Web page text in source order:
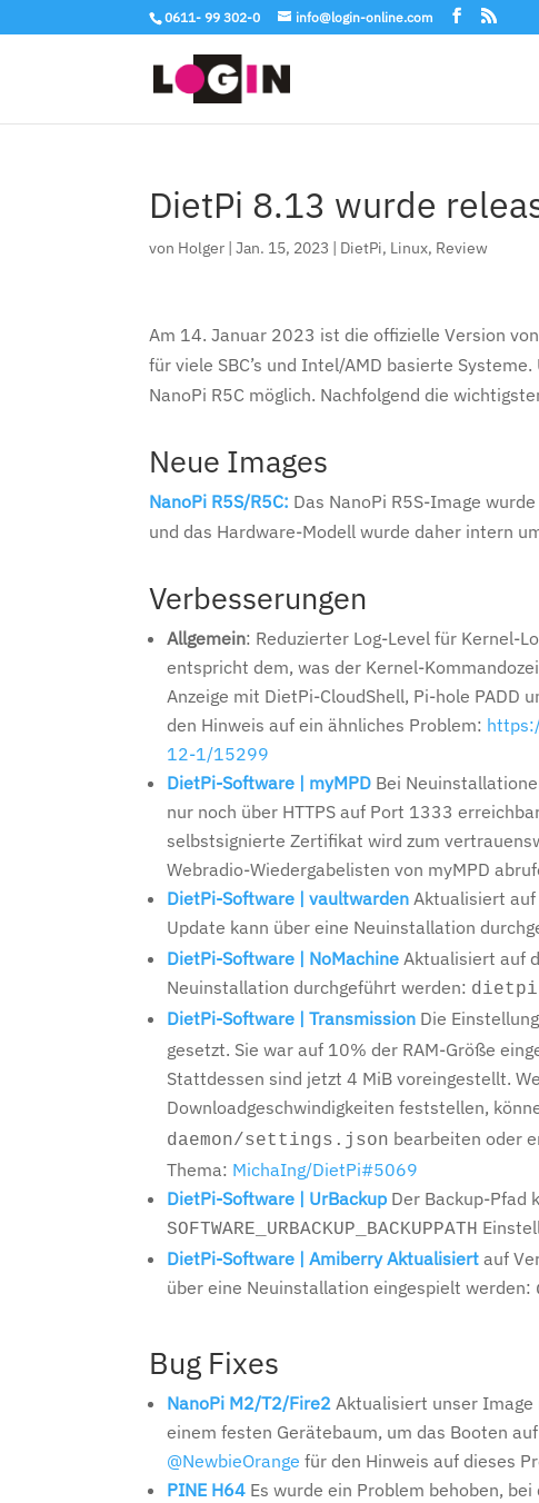
0611- 99 302-0 info@login-online.com
DietPi 8.13 wurde
von Holger |Jan. 15, 2023 | DietPi, Linux, Review
Am 14. Januar 2023 ist die offizielle Version
für viele SBC’s und Intel/AMD basierte
NanoPi R5C möglich. Nachfolgend die
Neue Images
NanoPi R5S/R5C: Das NanoPi R5S-Image
und das Hardware-Modell wurde daher intern
Verbesserungen
Allgemein: Reduzierter Log-Level für Kernel-
entspricht dem, was der Kernel-
Anzeige mit DietPi-CloudShell, Pi-hole PADD
den Hinweis auf ein ähnliches Problem:
12-1/15299
DietPi-Software | myMPD Bei
nur noch über HTTPS auf Port 1333
selbstsignierte Zertifikat wird zum
Webradio-Wiedergabelisten von myMPD
DietPi-Software | vaultwarden Aktualisiert
Update kann über eine Neuinstallation
DietPi-Software | NoMachine Aktualisiert auf
Neuinstallation durchgeführt werden:
DietPi-Software | Transmission Die Einstellung
gesetzt. Sie war auf 10% der RAM-Größe
Stattdessen sind jetzt 4 MiB voreingestellt.
Downloadgeschwindigkeiten feststellen,
daemon/settings.json bearbeiten oder
Thema: MichaIng/DietPi#5069
DietPi-Software | UrBackupDer Backup-Pfad
SOFTWARE_URBACKUP_BACKUPPATH
DietPi-Software | Amiberry Aktualisiertauf
über eine Neuinstallation eingespielt werden:
Bug Fixes
NanoPi M2/T2/Fire2 Aktualisiert unser
einem festen Gerätebaum, um das Booten
@NewbieOrange für den Hinweis auf dieses
PINE H64 Es wurde ein Problem behoben,